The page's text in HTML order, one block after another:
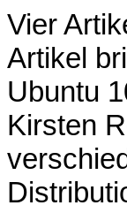
Vier
Artikel
Ubuntu
Kirsten